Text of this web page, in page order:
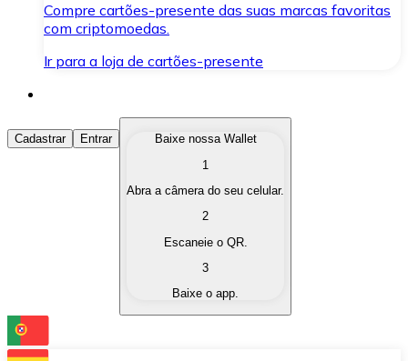
Compre cartões-presente das suas marcas favoritas
com criptomoedas.
Ir para a loja de cartões-presente
Comprar Criptomoedas
Compre as criptomoedas de seu interesse de forma
Converta suas criptomoedas em moeda fiduciária
Troque uma criptomoeda por outra
Cadastrar Entrar
Baixe nossa Wallet
1
Abra a câmera do seu celular.
2
Escaneie o QR.
3
Baixe o app.